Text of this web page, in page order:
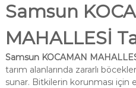
Samsun
MAHALLESİ
Samsun KOCAMAN
tarım alanlarında zararlı
sunar. Bitkilerin korunması için